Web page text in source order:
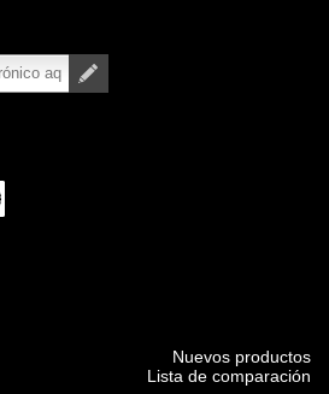
Nuevos productos
Lista de comparación